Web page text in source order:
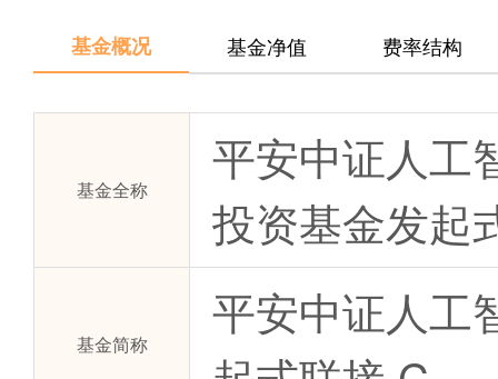
基金概况 基金净值 费率结构
基金全称
平安中证人工
投资基金发起
基金简称
平安中证人工